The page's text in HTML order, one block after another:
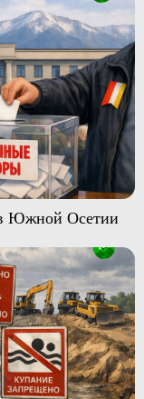
Южной Осетии